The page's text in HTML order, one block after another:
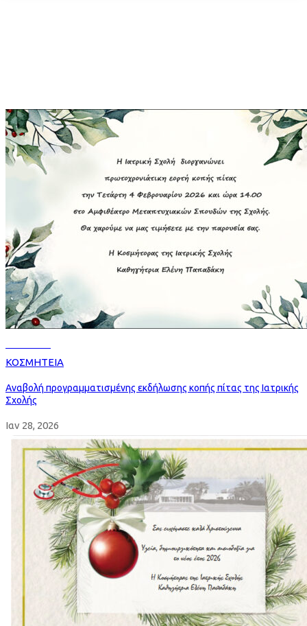
ΚΟΣΜΗΤΕΙΑ
Aναβολή προγραμματισμένης εκδήλωσης κοπής πίτας της Ιατρικής
Σχολής
Ιαν 28, 2026